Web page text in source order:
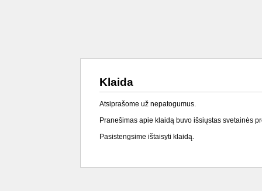
Klaida
Atsiprašome už nepatogumus.
Pranešimas apie klaidą buvo išsiųstas svetainės
Pasistengsime ištaisyti klaidą.